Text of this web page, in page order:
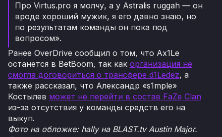
Про Virtus.pro я молчу, а у Astralis ruggah — он
вроде хороший мужик, я его давно знаю, но
по результатам команды он пока под
вопросом».
Ранее OverDrive сообщил о том, что Ax1Le
останется в BetBoom, так как организация не
смогла договориться о трансфере d1Ledez, а
также рассказал, что Александр «s1mple»
Костылев может не перейти в состав FaZe Clan
из-за отсутствия у команды средств его на
выкуп.
Фото на обложке: hally на BLAST.tv Austin Major.